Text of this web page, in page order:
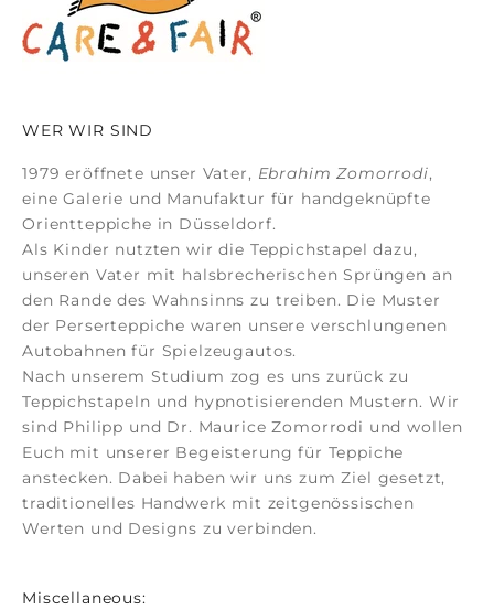
WER WIR SIND
1979 eröffnete unser Vater, Ebrahim Zomorrodi,
eine Galerie und Manufaktur für handgeknüpfte
Orientteppiche in Düsseldorf.
Als Kinder nutzten wir die Teppichstapel dazu,
unseren Vater mit halsbrecherischen Sprüngen an
den Rande des Wahnsinns zu treiben. Die Muster
der Perserteppiche waren unsere verschlungenen
Autobahnen für Spielzeugautos.
Nach unserem Studium zog es uns zurück zu
Teppichstapeln und hypnotisierenden Mustern. Wir
sind Philipp und Dr. Maurice Zomorrodi und wollen
Euch mit unserer Begeisterung für Teppiche
anstecken. Dabei haben wir uns zum Ziel gesetzt,
traditionelles Handwerk mit zeitgenössischen
Werten und Designs zu verbinden.
Miscellaneous: